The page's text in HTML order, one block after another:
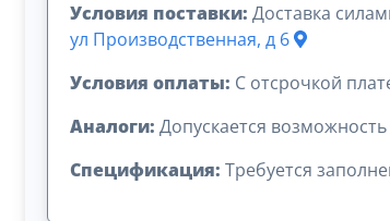
Условия поставки: Доставка
ул Производственная, д 6
Условия оплаты: C отсрочкой
Аналоги: Допускается
Спецификация: Требуется